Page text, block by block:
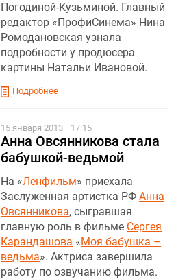
Погодиной-Кузьминой. Главный
редактор «ПрофиСинема» Нина
Ромодановская узнала
подробности у продюсера
картины Натальи Ивановой.
Подробнее
15 января 2013 17:15
Анна Овсянникова стала
бабушкой-ведьмой
На «Ленфильм» приехала
Заслуженная артистка РФ Анна
Овсянникова, сыгравшая
главную роль в фильме Сергея
Карандашова «Моя бабушка –
ведьма». Актриса завершила
работу по озвучанию фильма.